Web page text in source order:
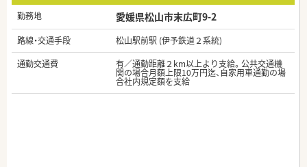
勤務地 愛媛県松山市末広町9-2
路線・交通手段
松山駅前駅 (伊予鉄道２系統)
通勤交通費
有／通勤距離２km以上より支給。公共交通機
関の場合月額上限10万円迄、自家用車通勤の場
合社内規定額を支給